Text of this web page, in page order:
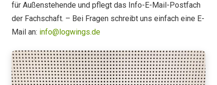
für Außenstehende und pflegt das Info-E-Mail-Postfach
der Fachschaft. – Bei Fragen schreibt uns einfach eine E-
Mail an: info@logwings.de